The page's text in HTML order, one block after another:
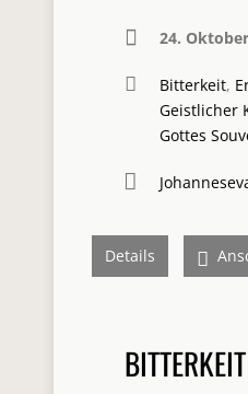
24.
Bitterkeit,
Geistlicher
Gottes
Details
BITTERKEIT